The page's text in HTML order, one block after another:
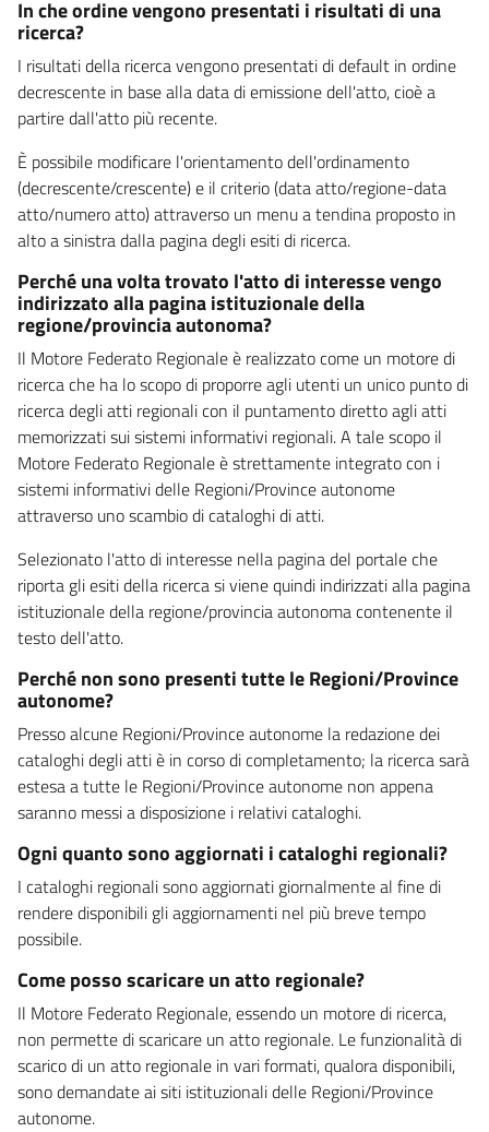
In che ordine vengono presentati i risultati di una
ricerca?
I risultati della ricerca vengono presentati di default in ordine
decrescente in base alla data di emissione dell'atto, cioè a
partire dall'atto più recente.
È possibile modificare l'orientamento dell'ordinamento
(decrescente/crescente) e il criterio (data atto/regione-data
atto/numero atto) attraverso un menu a tendina proposto in
alto a sinistra dalla pagina degli esiti di ricerca.
Perché una volta trovato l'atto di interesse vengo
indirizzato alla pagina istituzionale della
regione/provincia autonoma?
Il Motore Federato Regionale è realizzato come un motore di
ricerca che ha lo scopo di proporre agli utenti un unico punto di
ricerca degli atti regionali con il puntamento diretto agli atti
memorizzati sui sistemi informativi regionali. A tale scopo il
Motore Federato Regionale è strettamente integrato con i
sistemi informativi delle Regioni/Province autonome
attraverso uno scambio di cataloghi di atti.
Selezionato l'atto di interesse nella pagina del portale che
riporta gli esiti della ricerca si viene quindi indirizzati alla pagina
istituzionale della regione/provincia autonoma contenente il
testo dell'atto.
Perché non sono presenti tutte le Regioni/Province
autonome?
Presso alcune Regioni/Province autonome la redazione dei
cataloghi degli atti è in corso di completamento; la ricerca sarà
estesa a tutte le Regioni/Province autonome non appena
saranno messi a disposizione i relativi cataloghi.
Ogni quanto sono aggiornati i cataloghi regionali?
I cataloghi regionali sono aggiornati giornalmente al fine di
rendere disponibili gli aggiornamenti nel più breve tempo
possibile.
Come posso scaricare un atto regionale?
Il Motore Federato Regionale, essendo un motore di ricerca,
non permette di scaricare un atto regionale. Le funzionalità di
scarico di un atto regionale in vari formati, qualora disponibili,
sono demandate ai siti istituzionali delle Regioni/Province
autonome.